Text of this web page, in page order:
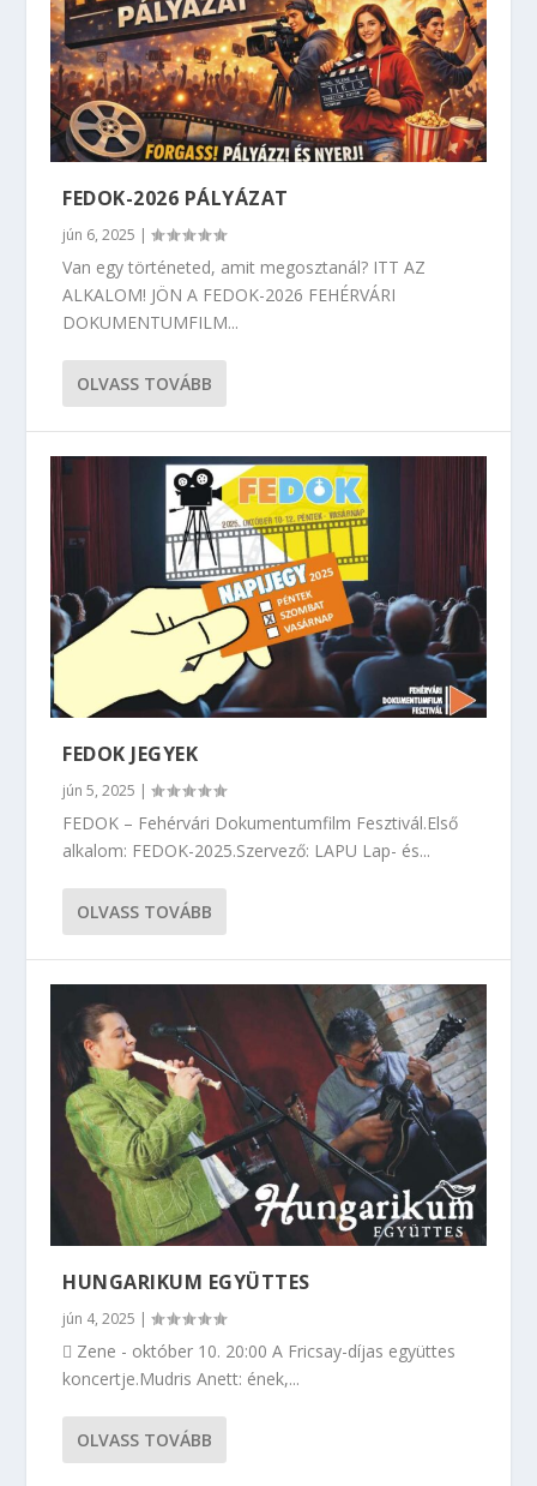
FEDOK-2026 PÁLYÁZAT
jún 6, 2025 |
Van egy történeted, amit megosztanál? ITT AZ
ALKALOM! JÖN A FEDOK-2026 FEHÉRVÁRI
DOKUMENTUMFILM...
OLVASS TOVÁBB
FEDOK JEGYEK
jún 5, 2025 |
FEDOK – Fehérvári Dokumentumfilm Fesztivál.Első
alkalom: FEDOK-2025.Szervező: LAPU Lap- és...
OLVASS TOVÁBB
HUNGARIKUM EGYÜTTES
jún 4, 2025 |
 Zene - október 10. 20:00 A Fricsay-díjas együttes
koncertje.Mudris Anett: ének,...
OLVASS TOVÁBB